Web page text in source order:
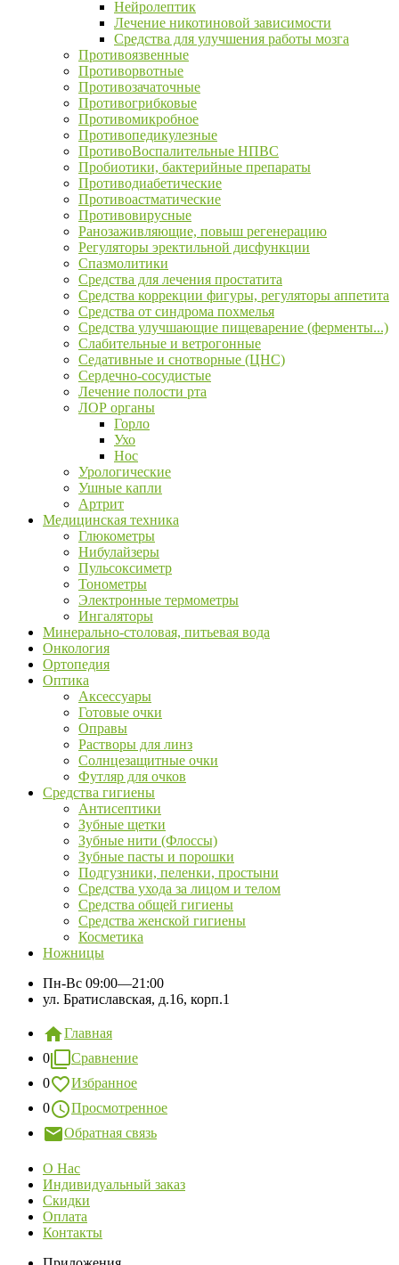
Нейролептик
Лечение никотиновой зависимости
Средства для улучшения работы мозга
Противоязвенные
Противорвотные
Противозачаточные
Противогрибковые
Противомикробное
Противопедикулезные
ПротивоВоспалительные НПВС
Пробиотики, бактерийные препараты
Противодиабетические
Противоастматические
Противовирусные
Ранозаживляющие, повыш регенерацию
Регуляторы эректильной дисфункции
Спазмолитики
Средства для лечения простатита
Средства коррекции фигуры, регуляторы аппетита
Средства от синдрома похмелья
Средства улучшающие пищеварение (ферменты...)
Слабительные и ветрогонные
Седативные и снотворные (ЦНС)
Сердечно-сосудистые
Лечение полости рта
ЛОР органы
Горло
Ухо
Нос
Урологические
Ушные капли
Артрит
Медицинская техника
Глюкометры
Нибулайзеры
Пульсоксиметр
Тонометры
Электронные термометры
Ингаляторы
Минерально-столовая, питьевая вода
Онкология
Ортопедия
Оптика
Аксессуары
Готовые очки
Оправы
Растворы для линз
Солнцезащитные очки
Футляр для очков
Средства гигиены
Антисептики
Зубные щетки
Зубные нити (Флоссы)
Зубные пасты и порошки
Подгузники, пеленки, простыни
Средства ухода за лицом и телом
Средства общей гигиены
Средства женской гигиены
Косметика
Ножницы
Пн-Вс 09:00—21:00
ул. Братиславская, д.16, корп.1
Главная
0
Сравнение
0
Избранное
0
Просмотренное
Обратная связь
О Нас
Индивидуальный заказ
Скидки
Оплата
Контакты